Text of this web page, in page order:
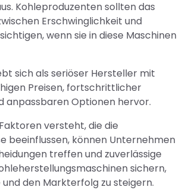
Kohleproduzenten sollten das
Erschwinglichkeit und
wenn sie in diese Maschinen
sich als seriöser Hersteller mit
Preisen, fortschrittlicher
anpassbaren Optionen hervor.
versteht, die die
beeinflussen, können Unternehmen
treffen und zuverlässige
sichern,
den Markterfolg zu steigern.